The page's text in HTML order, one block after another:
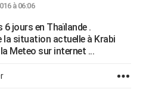
à 06:06
jours en Thaïlande .
la situation actuelle à Krabi
Meteo sur internet ...